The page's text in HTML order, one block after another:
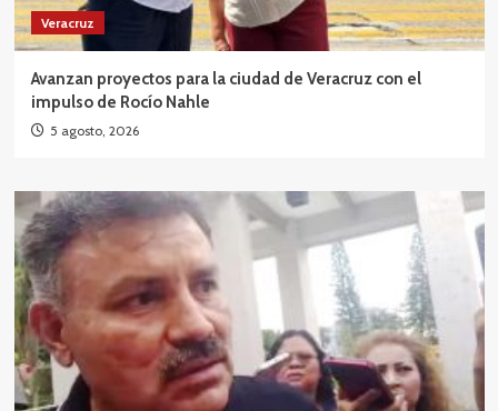
Veracruz
Avanzan proyectos para la ciudad de Veracruz con el
impulso de Rocío Nahle
5 agosto, 2026